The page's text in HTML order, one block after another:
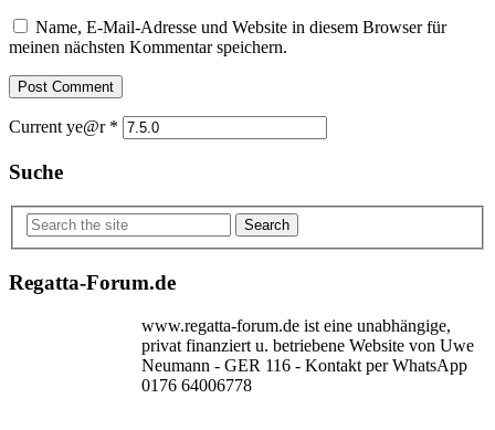
Name, E-Mail-Adresse und Website in diesem Browser für
meinen nächsten Kommentar speichern.
Current ye@r *
Suche
Search
Regatta-Forum.de
www.regatta-forum.de ist eine unabhängige,
privat finanziert u. betriebene Website von Uwe
Neumann - GER 116 - Kontakt per WhatsApp
0176 64006778